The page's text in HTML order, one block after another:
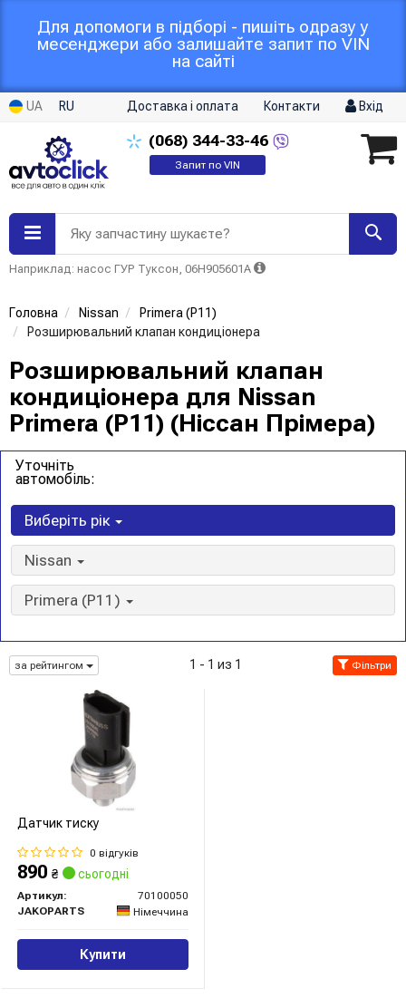
Для допомоги в підборі - пишіть одразу у
месенджери або залишайте запит по VIN
на сайті
UA RU Доставка і оплата Контакти Вхід
(068) 344-33-46
Запит по VIN
Яку запчастину шукаєте?
Наприклад: насос ГУР Туксон, 06H905601A
Головна Nissan
Primera (P11)
Розширювальний клапан кондиціонера
Розширювальний клапан
кондиціонера для Nissan
Primera (P11) (Ніссан Прімера)
Уточніть
автомобіль:
Виберіть рік
Nissan
Primera (P11)
за рейтингом 1 - 1 из 1 Фільтри
Датчик тиску
0 відгуків
890 ₴ сьогодні
Артикул:
70100050
JAKOPARTS
Німеччина
Купити